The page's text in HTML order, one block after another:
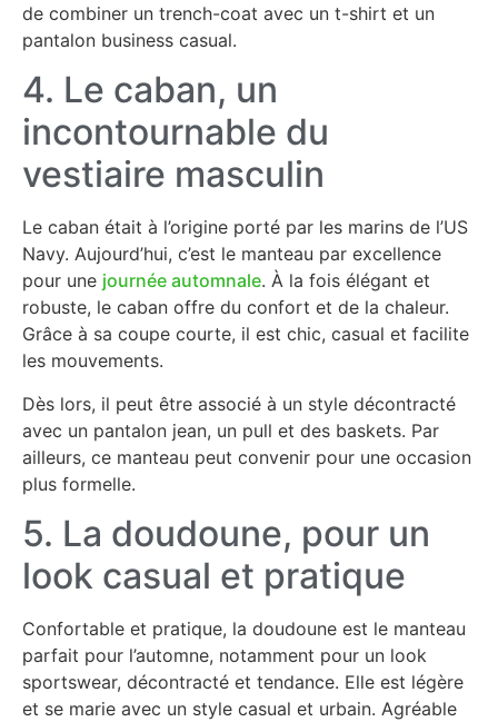
de combiner un trench-coat avec un t-shirt et un
pantalon business casual.
4. Le caban, un
incontournable du
vestiaire masculin
Le caban était à l’origine porté par les marins de l’US
Navy. Aujourd’hui, c’est le manteau par excellence
pour une journée automnale. À la fois élégant et
robuste, le caban offre du confort et de la chaleur.
Grâce à sa coupe courte, il est chic, casual et facilite
les mouvements.
Dès lors, il peut être associé à un style décontracté
avec un pantalon jean, un pull et des baskets. Par
ailleurs, ce manteau peut convenir pour une occasion
plus formelle.
5. La doudoune, pour un
look casual et pratique
Confortable et pratique, la doudoune est le manteau
parfait pour l’automne, notamment pour un look
sportswear, décontracté et tendance. Elle est légère
et se marie avec un style casual et urbain. Agréable